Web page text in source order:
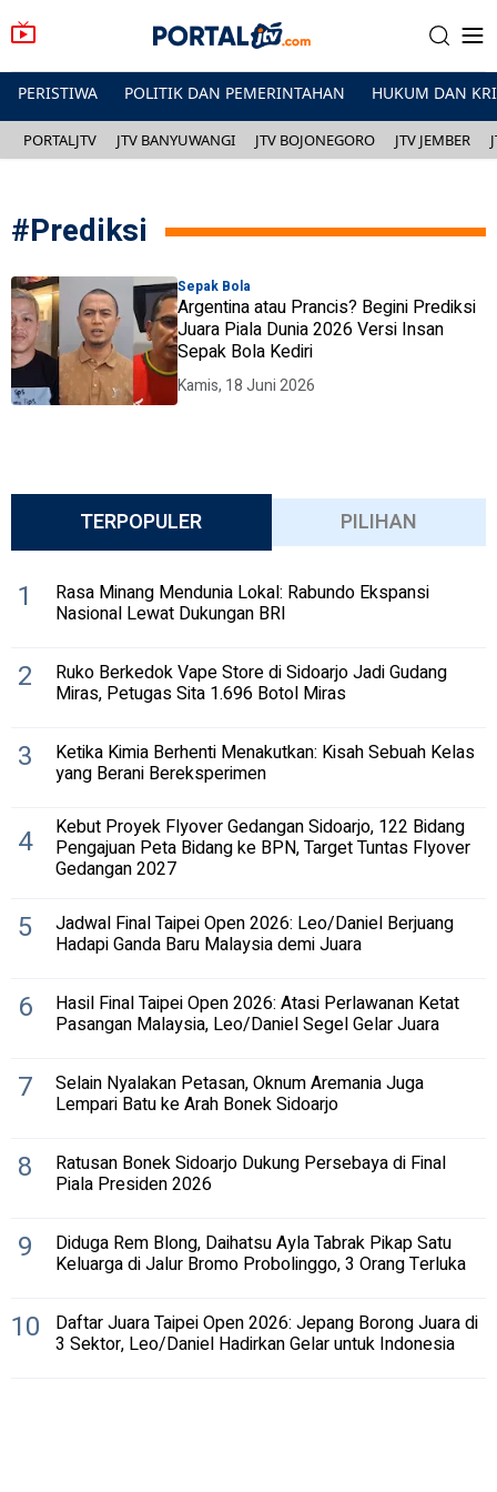
PERISTIWA POLITIK DAN PEMERINTAHAN HUKUM DAN
PORTALJTV JTV BANYUWANGI JTV BOJONEGORO JTV JEMBER
#Prediksi
Sepak Bola
Argentina atau Prancis? Begini Prediksi
Juara Piala Dunia 2026 Versi Insan
Sepak Bola Kediri
Kamis, 18 Juni 2026
TERPOPULER PILIHAN
1 Rasa Minang Mendunia Lokal: Rabundo Ekspansi
Nasional Lewat Dukungan BRI
2 Ruko Berkedok Vape Store di Sidoarjo Jadi Gudang
Miras, Petugas Sita 1.696 Botol Miras
3 Ketika Kimia Berhenti Menakutkan: Kisah Sebuah Kelas
yang Berani Bereksperimen
4 Kebut Proyek Flyover Gedangan Sidoarjo, 122 Bidang
Pengajuan Peta Bidang ke BPN, Target Tuntas Flyover
Gedangan 2027
5 Jadwal Final Taipei Open 2026: Leo/Daniel Berjuang
Hadapi Ganda Baru Malaysia demi Juara
6 Hasil Final Taipei Open 2026: Atasi Perlawanan Ketat
Pasangan Malaysia, Leo/Daniel Segel Gelar Juara
7 Selain Nyalakan Petasan, Oknum Aremania Juga
Lempari Batu ke Arah Bonek Sidoarjo
8 Ratusan Bonek Sidoarjo Dukung Persebaya di Final
Piala Presiden 2026
9 Diduga Rem Blong, Daihatsu Ayla Tabrak Pikap Satu
Keluarga di Jalur Bromo Probolinggo, 3 Orang Terluka
10 Daftar Juara Taipei Open 2026: Jepang Borong Juara di
3 Sektor, Leo/Daniel Hadirkan Gelar untuk Indonesia